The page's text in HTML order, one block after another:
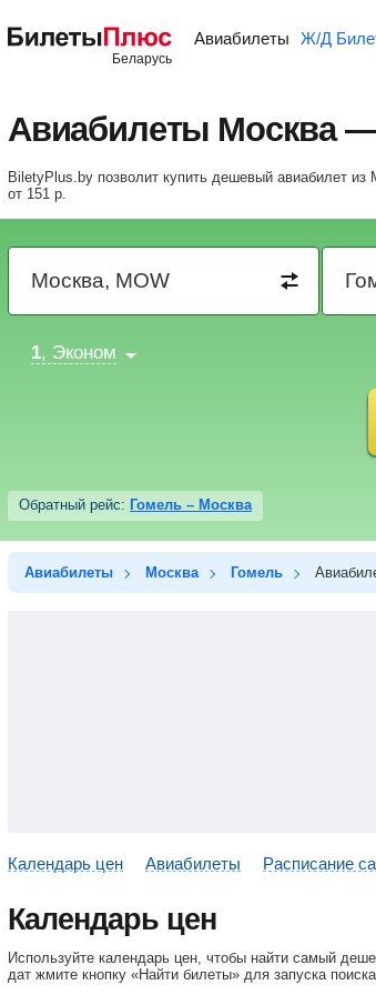
Авиабилеты Ж/Д
Авиабилеты Москва
BiletyPlus.by позволит купить дешевый авиабилет из
от 151 р.
1, Эконом
Обратный рейс: Гомель – Москва
Авиабилеты Москва Гомель
Календарь цен Авиабилеты Расписание
Календарь цен
Используйте календарь цен, чтобы найти самый
дат жмите кнопку «Найти билеты» для запуска